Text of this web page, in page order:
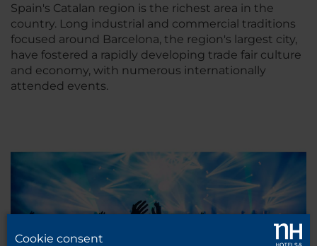
Spain's Catalan region is the richest area in the
country. Long industrial and commercial traditions
focused around Barcelona, the region's largest city,
have fostered a rapidly developing trade fair culture
and economy, with numerous internationally
attended events.
Cookie consent